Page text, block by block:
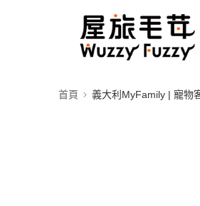
首頁 義大利MyFamily | 寵物